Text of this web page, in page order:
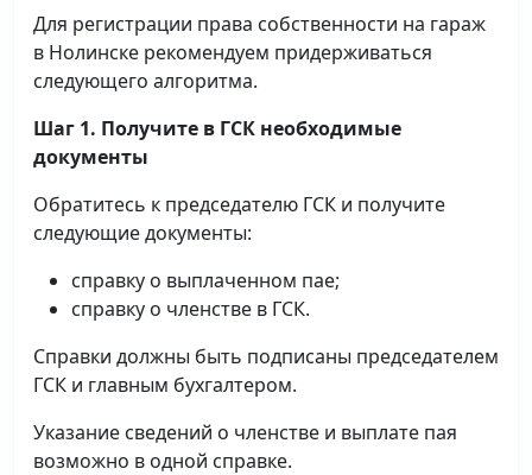
Для регистрации права собственности на гараж
в Нолинске рекомендуем придерживаться
следующего алгоритма.
Шаг 1. Получите в ГСК необходимые
документы
Обратитесь к председателю ГСК и получите
следующие документы:
справку о выплаченном пае;
справку о членстве в ГСК.
Справки должны быть подписаны председателем
ГСК и главным бухгалтером.
Указание сведений о членстве и выплате пая
возможно в одной справке.